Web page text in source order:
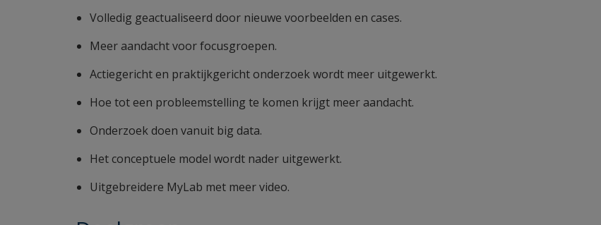
Volledig geactualiseerd door nieuwe voorbeelden en cases.
Meer aandacht voor focusgroepen.
Actiegericht en praktijkgericht onderzoek wordt meer uitgewerkt.
Hoe tot een probleemstelling te komen krijgt meer aandacht.
Onderzoek doen vanuit big data.
Het conceptuele model wordt nader uitgewerkt.
Uitgebreidere MyLab met meer video.